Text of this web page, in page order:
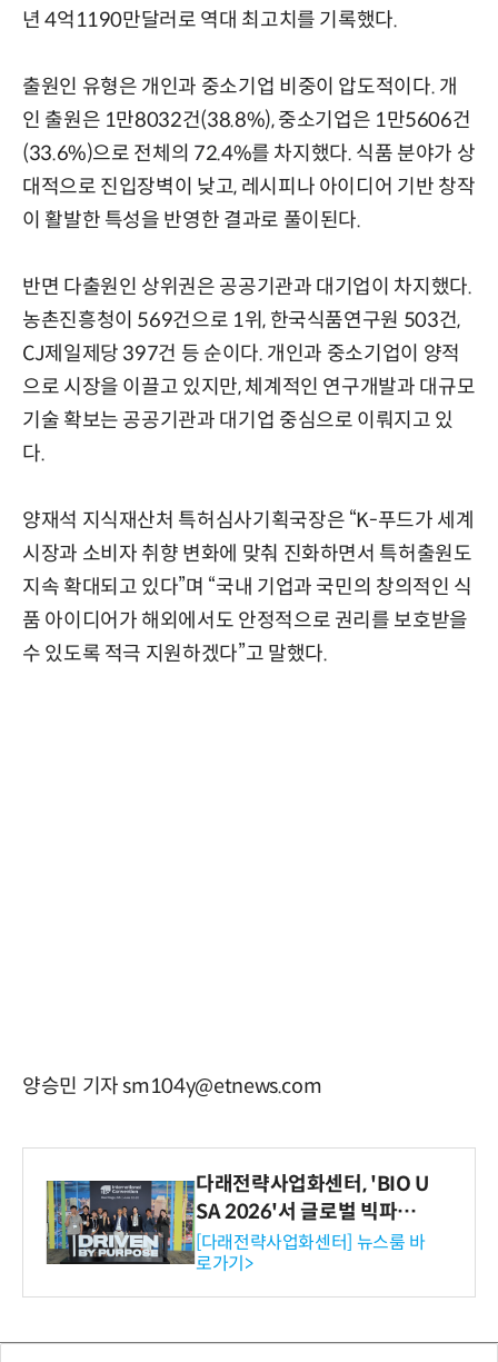
년 4억1190만달러로 역대 최고치를 기록했다.
출원인 유형은 개인과 중소기업 비중이 압도적이다. 개
인 출원은 1만8032건(38.8%), 중소기업은 1만5606건
(33.6%)으로 전체의 72.4%를 차지했다. 식품 분야가 상
대적으로 진입장벽이 낮고, 레시피나 아이디어 기반 창작
이 활발한 특성을 반영한 결과로 풀이된다.
반면 다출원인 상위권은 공공기관과 대기업이 차지했다.
농촌진흥청이 569건으로 1위, 한국식품연구원 503건,
CJ제일제당 397건 등 순이다. 개인과 중소기업이 양적
으로 시장을 이끌고 있지만, 체계적인 연구개발과 대규모
기술 확보는 공공기관과 대기업 중심으로 이뤄지고 있
다.
양재석 지식재산처 특허심사기획국장은 “K-푸드가 세계
시장과 소비자 취향 변화에 맞춰 진화하면서 특허출원도
지속 확대되고 있다”며 “국내 기업과 국민의 창의적인 식
품 아이디어가 해외에서도 안정적으로 권리를 보호받을
수 있도록 적극 지원하겠다”고 말했다.
양승민 기자 sm104y@etnews.com
다래전략사업화센터, 'BIO U
SA 2026'서 글로벌 빅파마
와의 비즈니스 미팅 지원…K
-바이오 해외 진출 교두보 확
보
[다래전략사업화센터] 뉴스룸 바
로가기>